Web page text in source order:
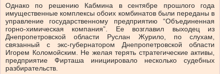
Однако по решению Кабмина в сентябре прошлого года
имущественные комплексы обоих комбинатов были переданы в
управление государственному предприятию “Объединенная
горно-химическая компания”. Ее возглавил выходец из
Днепропетровской области Руслан Журило, по слухам,
связанный с экс-губернатором Днепропетровской области
Игорем Коломойским. Не желая терять стратегические активы,
предприятие Фирташа инициировало несколько судебных
разбирательств.